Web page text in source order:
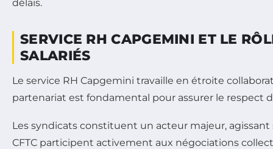
SERVICE RH CAPGEMINI ET LE
SALARIÉS
Le service RH Capgemini travaille en étroite
partenariat est fondamental pour assurer le respect
Les syndicats constituent un acteur majeur, agissant
CFTC participent activement aux négociations